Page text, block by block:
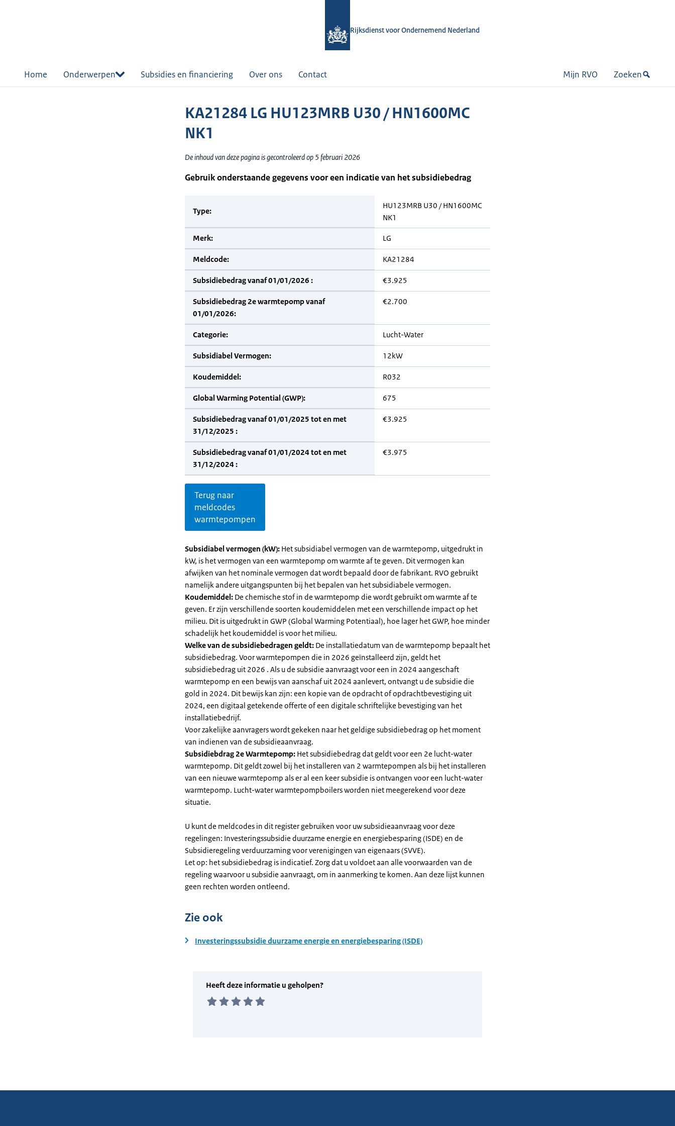
Rijksdienst voor Ondernemend Nederland
Home Onderwerpen Subsidies en financiering Over ons Contact Mijn RVO Zoeken
KA21284 LG HU123MRB U30 / HN1600MC
NK1
De inhoud van deze pagina is gecontroleerd op 5 februari 2026
Gebruik onderstaande gegevens voor een indicatie van het subsidiebedrag
Type:
HU123MRB U30 / HN1600MC
NK1
Merk: LG
Meldcode: KA21284
Subsidiebedrag vanaf 01/01/2026 : €3.925
Subsidiebedrag 2e warmtepomp vanaf
01/01/2026:
€2.700
Categorie: Lucht-Water
Subsidiabel Vermogen: 12kW
Koudemiddel: R032
Global Warming Potential (GWP): 675
Subsidiebedrag vanaf 01/01/2025 tot en met
31/12/2025 :
€3.925
Subsidiebedrag vanaf 01/01/2024 tot en met
31/12/2024 :
€3.975
Terug naar
meldcodes
warmtepompen
Subsidiabel vermogen (kW): Het subsidiabel vermogen van de warmtepomp, uitgedrukt in
kW, is het vermogen van een warmtepomp om warmte af te geven. Dit vermogen kan
afwijken van het nominale vermogen dat wordt bepaald door de fabrikant. RVO gebruikt
namelijk andere uitgangspunten bij het bepalen van het subsidiabele vermogen.
Koudemiddel: De chemische stof in de warmtepomp die wordt gebruikt om warmte af te
geven. Er zijn verschillende soorten koudemiddelen met een verschillende impact op het
milieu. Dit is uitgedrukt in GWP (Global Warming Potentiaal), hoe lager het GWP, hoe minder
schadelijk het koudemiddel is voor het milieu.
Welke van de subsidiebedragen geldt: De installatiedatum van de warmtepomp bepaalt het
subsidiebedrag. Voor warmtepompen die in 2026 geïnstalleerd zijn, geldt het
subsidiebedrag uit 2026 . Als u de subsidie aanvraagt voor een in 2024 aangeschaft
warmtepomp en een bewijs van aanschaf uit 2024 aanlevert, ontvangt u de subsidie die
gold in 2024. Dit bewijs kan zijn: een kopie van de opdracht of opdrachtbevestiging uit
2024, een digitaal getekende offerte of een digitale schriftelijke bevestiging van het
installatiebedrijf.
Voor zakelijke aanvragers wordt gekeken naar het geldige subsidiebedrag op het moment
van indienen van de subsidieaanvraag.
Subsidiebdrag 2e Warmtepomp: Het subsidiebedrag dat geldt voor een 2e lucht-water
warmtepomp. Dit geldt zowel bij het installeren van 2 warmtepompen als bij het installeren
van een nieuwe warmtepomp als er al een keer subsidie is ontvangen voor een lucht-water
warmtepomp. Lucht-water warmtepompboilers worden niet meegerekend voor deze
situatie.
U kunt de meldcodes in dit register gebruiken voor uw subsidieaanvraag voor deze
regelingen: Investeringssubsidie duurzame energie en energiebesparing (ISDE) en de
Subsidieregeling verduurzaming voor verenigingen van eigenaars (SVVE).
Let op: het subsidiebedrag is indicatief. Zorg dat u voldoet aan alle voorwaarden van de
regeling waarvoor u subsidie aanvraagt, om in aanmerking te komen. Aan deze lijst kunnen
geen rechten worden ontleend.
Zie ook
Investeringssubsidie duurzame energie en energiebesparing (ISDE)